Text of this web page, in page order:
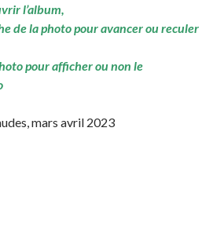
l’album,
de la photo pour avancer ou reculer
pour afficher ou non le
mars avril 2023